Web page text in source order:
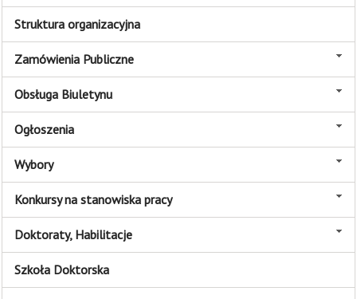
Struktura organizacyjna
Zamówienia Publiczne
Obsługa Biuletynu
Ogłoszenia
Wybory
Konkursy na stanowiska pracy
Doktoraty, Habilitacje
Szkoła Doktorska